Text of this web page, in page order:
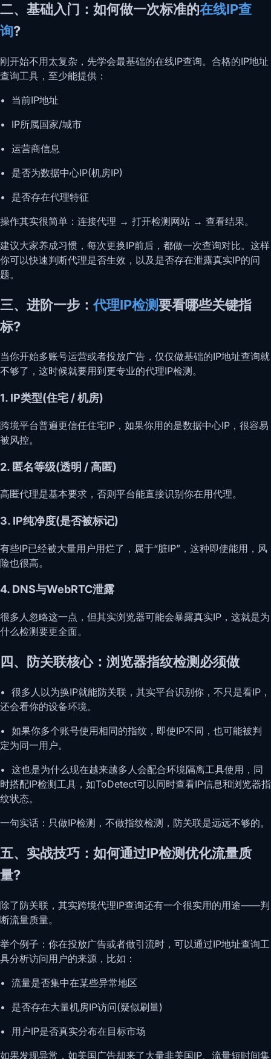
二、基础入门：如何做一次标准的在线IP查
询?
刚开始不用太复杂，先学会最基础的在线IP查询。合格的IP地址
查询工具，至少能提供：
• 当前IP地址
• IP所属国家/城市
• 运营商信息
• 是否为数据中心IP(机房IP)
• 是否存在代理特征
操作其实很简单：连接代理 → 打开检测网站 → 查看结果。
建议大家养成习惯，每次更换IP前后，都做一次查询对比。这样
你可以快速判断代理是否生效，以及是否存在泄露真实IP的问
题。
三、进阶一步：代理IP检测要看哪些关键指
标?
当你开始多账号运营或者投放广告，仅仅做基础的IP地址查询就
不够了，这时候就要用到更专业的代理IP检测。
1. IP类型(住宅 / 机房)
跨境平台普遍更信任住宅IP，如果你用的是数据中心IP，很容易
被风控。
2. 匿名等级(透明 / 高匿)
高匿代理是基本要求，否则平台能直接识别你在用代理。
3. IP纯净度(是否被标记)
有些IP已经被大量用户用烂了，属于“脏IP”，这种即使能用，风
险也很高。
4. DNS与WebRTC泄露
很多人忽略这一点，但其实浏览器可能会暴露真实IP，这就是为
什么检测要更全面。
四、防关联核心：浏览器指纹检测必须做
• 很多人以为换IP就能防关联，其实平台识别你，不只是看IP，
还会看你的设备环境。
• 如果你多个账号使用相同的指纹，即使IP不同，也可能被判
定为同一用户。
• 这也是为什么现在越来越多人会配合环境隔离工具使用，同
时搭配IP检测工具，如ToDetect可以同时查看IP信息和浏览器指
纹状态。
一句实话：只做IP检测，不做指纹检测，防关联是远远不够的。
五、实战技巧：如何通过IP检测优化流量质
量?
除了防关联，其实跨境代理IP查询还有一个很实用的用途——判
断流量质量。
举个例子：你在投放广告或者做引流时，可以通过IP地址查询工
具分析访问用户的来源，比如：
• 流量是否集中在某些异常地区
• 是否存在大量机房IP访问(疑似刷量)
• 用户IP是否真实分布在目标市场
如果发现异常，如美国广告却来了大量非美国IP、流量短时间集